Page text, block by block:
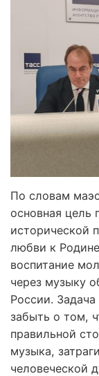
По словам
основная цель
исторической
любви к
воспитание
через музыку
России.
забыть о том,
правильной
музыка,
человеческой